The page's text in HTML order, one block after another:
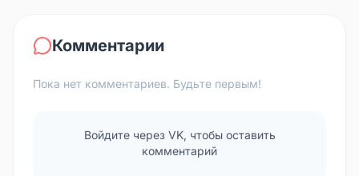
Комментарии
Пока нет комментариев. Будьте первым!
Войдите через VK, чтобы оставить
комментарий